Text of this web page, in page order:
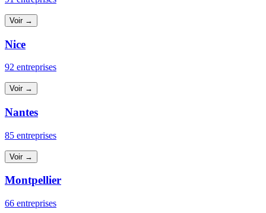
Voir →
Nice
92 entreprises
Voir →
Nantes
85 entreprises
Voir →
Montpellier
66 entreprises